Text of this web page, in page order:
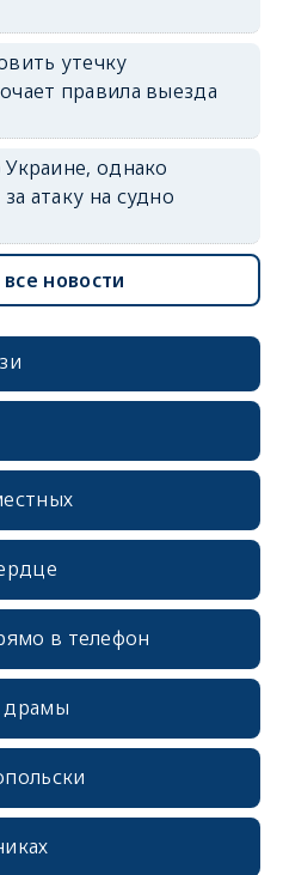
утечку
правила выезда
однако
атаку на судно
новости
в телефон
драмы